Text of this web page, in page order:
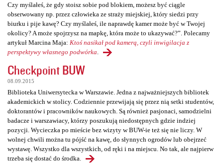
Czy myślałeś, że gdy stoisz sobie pod blokiem, możesz być ciągle
obserwowany np. przez człowieka ze straży miejskiej, który siedzi przy
biurku i pije kawę? Czy myślałeś, ile naprawdę kamer może być w Twojej
okolicy? A może spojrzysz na mapkę, która może to ukazywać?”. Polecamy
artykuł Marcina Maja: Ktoś nasikał pod kamerą, czyli inwigilacja z
perspektywy własnego podwórka
Checkpoint BUW
08.09.2015
Biblioteka Uniwersytecka w Warszawie. Jedna z najważniejszych bibliotek
akademickich w stolicy. Codziennie przewijają się przez nią setki studentów,
doktorantów i pracowników naukowych. Są również pasjonaci, samodzielni
badacze i warszawiacy, którzy poszukują niedostępnych gdzie indziej
pozycji. Wycieczka po mieście bez wizyty w BUW-ie też się nie liczy. W
wolnej chwili można tu pójść na kawę, do słynnych ogrodów lub obejrzeć
wystawę. Wszystko dla wszystkich, od ręki i na miejscu. No tak, ale najpierw
trzeba się dostać do środka.